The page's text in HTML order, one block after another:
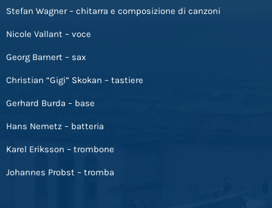
Stefan Wagner – chitarra e composizione di canzoni
Nicole Vallant – voce
Georg Barnert – sax
Christian “Gigi” Skokan – tastiere
Gerhard Burda – base
Hans Nemetz – batteria
Karel Eriksson – trombone
Johannes Probst – tromba